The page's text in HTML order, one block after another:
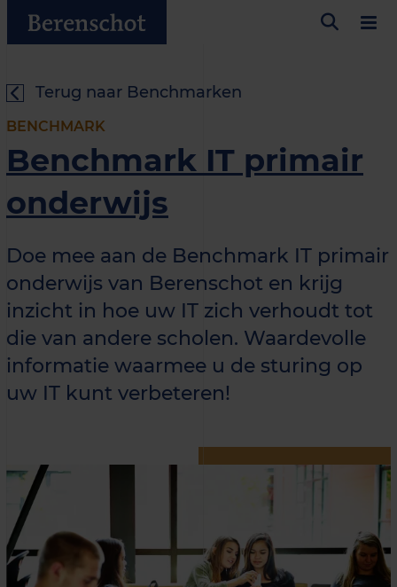
Terug naar Benchmarken
BENCHMARK
Benchmark IT primair
onderwijs
Doe mee aan de Benchmark IT primair
onderwijs van Berenschot en krijg
inzicht in hoe uw IT zich verhoudt tot
die van andere scholen. Waardevolle
informatie waarmee u de sturing op
uw IT kunt verbeteren!